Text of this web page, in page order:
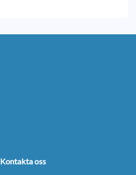
Kontakta oss